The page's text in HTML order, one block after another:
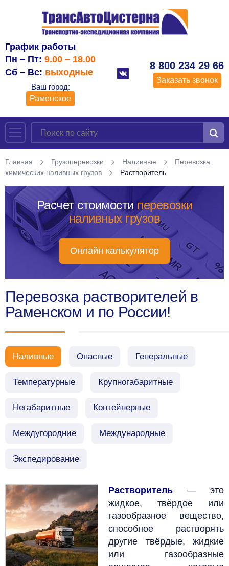
График работы
Пн – Пт: 9.00 – 18.00
Сб – Вс: выходные
Ваш город:
Раменское
8 800 234 29 66
Заказать звонок
Главная Грузоперевозки Наливные
Перевозка
химических наливных грузов
Растворитель
Расчет стоимости перевозки
наливных грузов
Онлайн калькулятор
Перевозка растворителей в
Раменском и по России!
Наливные Опасные Генеральные
Температурные Крупногабаритные
Негабаритные Контейнерные
Междугородние Международные
Экспедирование
Растворитель —это
жидкое, твёрдое или
газообразное вещество,
способное растворять
другие твёрдые, жидкие
или газообразные